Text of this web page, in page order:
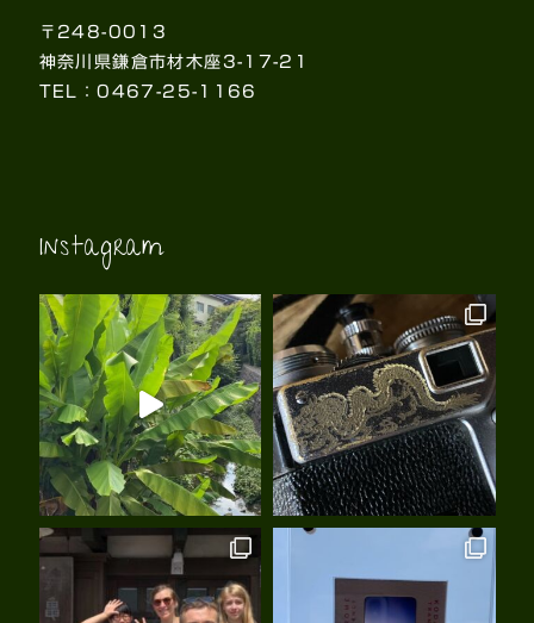
〒248-0013
神奈川県鎌倉市材木座3-17-21
TEL：0467-25-1166
Instagram